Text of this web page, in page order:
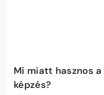
Mi miatt hasznos
képzés?